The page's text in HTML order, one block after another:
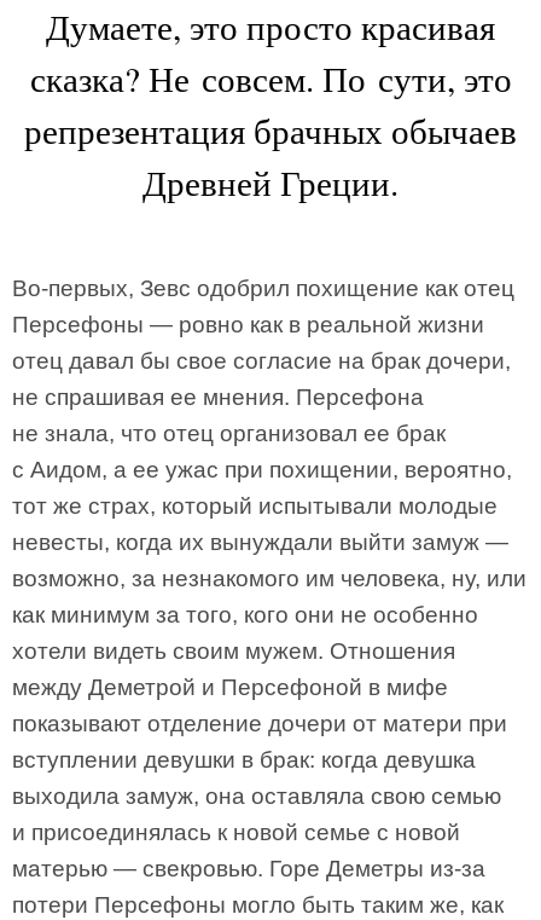
Думаете, это просто красивая
сказка? Не совсем. По сути, это
репрезентация брачных обычаев
Древней Греции.
Во-первых, Зевс одобрил похищение как отец
Персефоны — ровно как в реальной жизни
отец давал бы свое согласие на брак дочери,
не спрашивая ее мнения. Персефона
не знала, что отец организовал ее брак
с Аидом, а ее ужас при похищении, вероятно,
тот же страх, который испытывали молодые
невесты, когда их вынуждали выйти замуж —
возможно, за незнакомого им человека, ну, или
как минимум за того, кого они не особенно
хотели видеть своим мужем. Отношения
между Деметрой и Персефоной в мифе
показывают отделение дочери от матери при
вступлении девушки в брак: когда девушка
выходила замуж, она оставляла свою семью
и присоединялась к новой семье с новой
матерью — свекровью. Горе Деметры из-за
потери Персефоны могло быть таким же, как